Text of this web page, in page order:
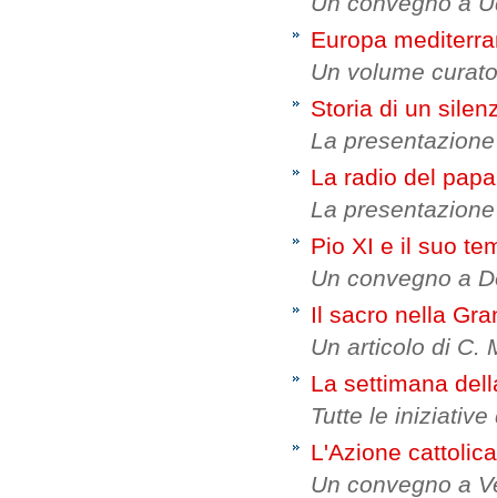
Europa
Un volume
Storia di un
La
La radio del papa
La
Pio XI e il suo
Un convegno a
Il sacro nella
Un articolo di C.
La settimana
Tutte le
L'Azione
Un convegno a